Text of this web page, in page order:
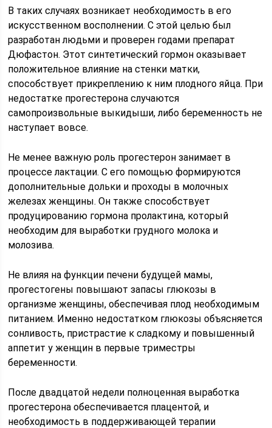
В таких случаях возникает необходимость в его
искусственном восполнении. С этой целью был
разработан людьми и проверен годами препарат
Дюфастон. Этот синтетический гормон оказывает
положительное влияние на стенки матки,
способствует прикреплению к ним плодного яйца. При
недостатке прогестерона случаются
самопроизвольные выкидыши, либо беременность не
наступает вовсе.
Не менее важную роль прогестерон занимает в
процессе лактации. С его помощью формируются
дополнительные дольки и проходы в молочных
железах женщины. Он также способствует
продуцированию гормона пролактина, который
необходим для выработки грудного молока и
молозива.
Не влияя на функции печени будущей мамы,
прогестогены повышают запасы глюкозы в
организме женщины, обеспечивая плод необходимым
питанием. Именно недостатком глюкозы объясняется
сонливость, пристрастие к сладкому и повышенный
аппетит у женщин в первые триместры
беременности.
После двадцатой недели полноценная выработка
прогестерона обеспечивается плацентой, и
необходимость в поддерживающей терапии